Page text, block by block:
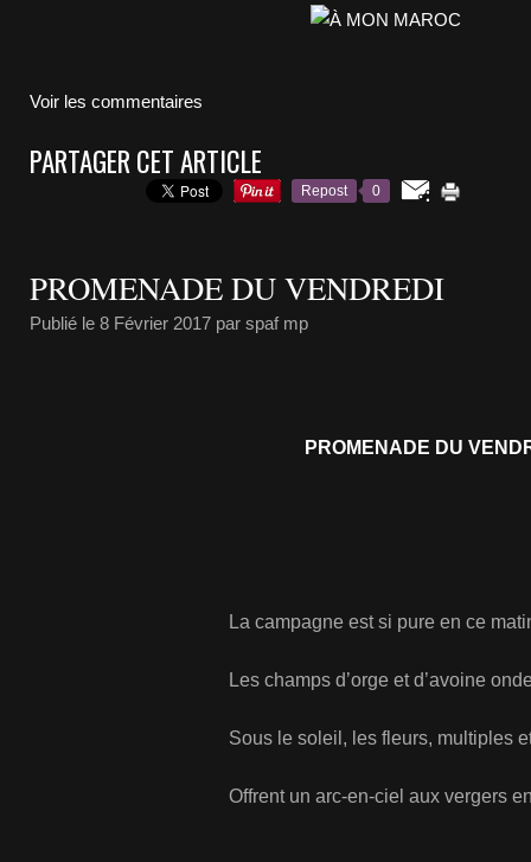
Voir les commentaires
PARTAGER CET ARTICLE
Repost 0
PROMENADE DU VENDREDI
Publié le 8 Février 2017 par spaf mp
PROMENADE DU
La campagne est si pure en ce matin
Les champs d’orge et d’avoine ondent
Sous le soleil, les fleurs, multiples et
Offrent un arc-en-ciel aux